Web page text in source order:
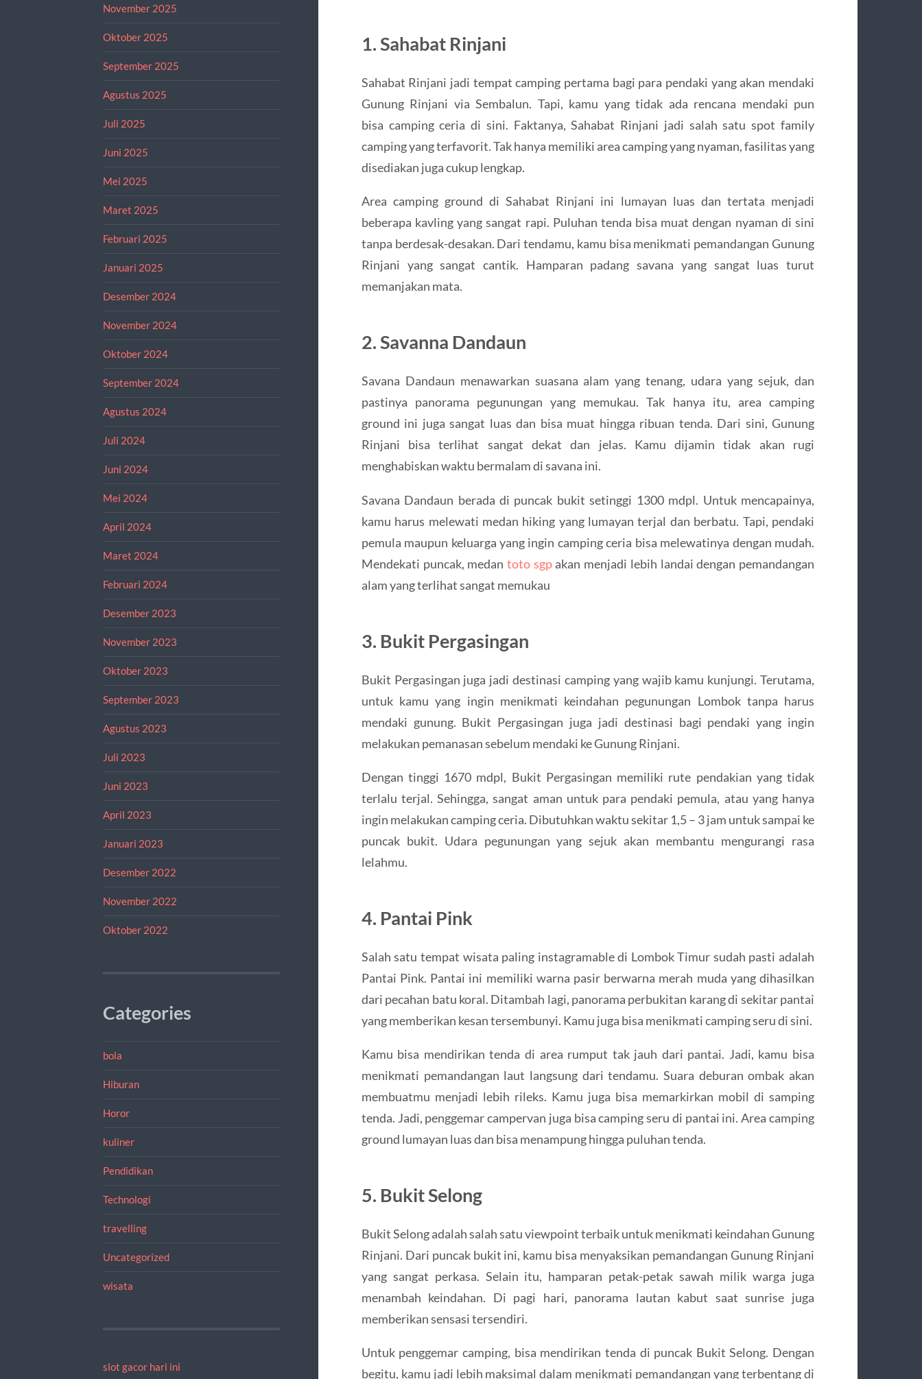
November 2025
Oktober 2025
September 2025
Agustus 2025
Juli 2025
Juni 2025
Mei 2025
Maret 2025
Februari 2025
Januari 2025
Desember 2024
November 2024
Oktober 2024
September 2024
Agustus 2024
Juli 2024
Juni 2024
Mei 2024
April 2024
Maret 2024
Februari 2024
Desember 2023
November 2023
Oktober 2023
September 2023
Agustus 2023
Juli 2023
Juni 2023
April 2023
Januari 2023
Desember 2022
November 2022
Oktober 2022
Categories
bola
Hiburan
Horor
kuliner
Pendidikan
Technologi
travelling
Uncategorized
wisata
slot gacor hari ini
1. Sahabat Rinjani
Sahabat Rinjani jadi tempat camping pertama bagi para pendaki yang akan mendaki
Gunung Rinjani via Sembalun. Tapi, kamu yang tidak ada rencana mendaki pun
bisa camping ceria di sini. Faktanya, Sahabat Rinjani jadi salah satu spot family
camping yang terfavorit. Tak hanya memiliki area camping yang nyaman, fasilitas yang
disediakan juga cukup lengkap.
Area camping ground di Sahabat Rinjani ini lumayan luas dan tertata menjadi
beberapa kavling yang sangat rapi. Puluhan tenda bisa muat dengan nyaman di sini
tanpa berdesak-desakan. Dari tendamu, kamu bisa menikmati pemandangan Gunung
Rinjani yang sangat cantik. Hamparan padang savana yang sangat luas turut
memanjakan mata.
2. Savanna Dandaun
Savana Dandaun menawarkan suasana alam yang tenang, udara yang sejuk, dan
pastinya panorama pegunungan yang memukau. Tak hanya itu, area camping
ground ini juga sangat luas dan bisa muat hingga ribuan tenda. Dari sini, Gunung
Rinjani bisa terlihat sangat dekat dan jelas. Kamu dijamin tidak akan rugi
menghabiskan waktu bermalam di savana ini.
Savana Dandaun berada di puncak bukit setinggi 1300 mdpl. Untuk mencapainya,
kamu harus melewati medan hiking yang lumayan terjal dan berbatu. Tapi, pendaki
pemula maupun keluarga yang ingin camping ceria bisa melewatinya dengan mudah.
Mendekati puncak, medan toto sgpakan menjadi lebih landai dengan pemandangan
alam yang terlihat sangat memukau
3. Bukit Pergasingan
Bukit Pergasingan juga jadi destinasi camping yang wajib kamu kunjungi. Terutama,
untuk kamu yang ingin menikmati keindahan pegunungan Lombok tanpa harus
mendaki gunung. Bukit Pergasingan juga jadi destinasi bagi pendaki yang ingin
melakukan pemanasan sebelum mendaki ke Gunung Rinjani.
Dengan tinggi 1670 mdpl, Bukit Pergasingan memiliki rute pendakian yang tidak
terlalu terjal. Sehingga, sangat aman untuk para pendaki pemula, atau yang hanya
ingin melakukan camping ceria. Dibutuhkan waktu sekitar 1,5 – 3 jam untuk sampai ke
puncak bukit. Udara pegunungan yang sejuk akan membantu mengurangi rasa
lelahmu.
4. Pantai Pink
Salah satu tempat wisata paling instagramable di Lombok Timur sudah pasti adalah
Pantai Pink. Pantai ini memiliki warna pasir berwarna merah muda yang dihasilkan
dari pecahan batu koral. Ditambah lagi, panorama perbukitan karang di sekitar pantai
yang memberikan kesan tersembunyi. Kamu juga bisa menikmati camping seru di sini.
Kamu bisa mendirikan tenda di area rumput tak jauh dari pantai. Jadi, kamu bisa
menikmati pemandangan laut langsung dari tendamu. Suara deburan ombak akan
membuatmu menjadi lebih rileks. Kamu juga bisa memarkirkan mobil di samping
tenda. Jadi, penggemar campervan juga bisa camping seru di pantai ini. Area camping
ground lumayan luas dan bisa menampung hingga puluhan tenda.
5. Bukit Selong
Bukit Selong adalah salah satu viewpoint terbaik untuk menikmati keindahan Gunung
Rinjani. Dari puncak bukit ini, kamu bisa menyaksikan pemandangan Gunung Rinjani
yang sangat perkasa. Selain itu, hamparan petak-petak sawah milik warga juga
menambah keindahan. Di pagi hari, panorama lautan kabut saat sunrise juga
memberikan sensasi tersendiri.
Untuk penggemar camping, bisa mendirikan tenda di puncak Bukit Selong. Dengan
begitu, kamu jadi lebih maksimal dalam menikmati pemandangan yang terbentang di